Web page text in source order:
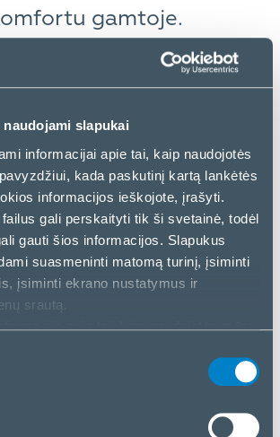
slapukai
informacijai apie tai, kaip naudojotės
kada paskutinį kartą lankėtės
informacijos ieškojote, įrašyti.
gali perskaityti tik ši svetainė, todėl
gauti šios informacijos. Slapukus
suasmeninti matomą turinį, įsiminti
įsiminti ekrano nustatymus ir
srautą.
apie tai, kaip naudojatės mūsų
Jei su tuo sutinkate, spustelėkite
gamtoje.
ELKO Baltijos šalių
įskaitantMAX Pump
Pump
, taip pat pripučiamus
priedus, skirtus patogiam
pasiruošimui kelionėse.
atitinka šiandieninius vartotojų
elektrinė ir laiką taupanti
siurbliai patogiam poilsiui
skirti keliautojams ir gamtos